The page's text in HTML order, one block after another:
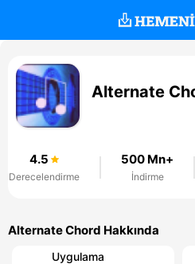
Alternate
4.5
Derecelendirme
500 Mn+
İndirme
Alternate Chord Hakkında
Uygulama